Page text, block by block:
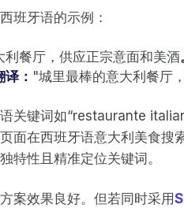
班牙语的示例：
利餐厅，供应正宗意面和美酒
： "城里最棒的意大利餐厅
关键词如“restaurante
面在西班牙语意大利美食
特性且精准定位关键词。
案效果良好。但若同时采用